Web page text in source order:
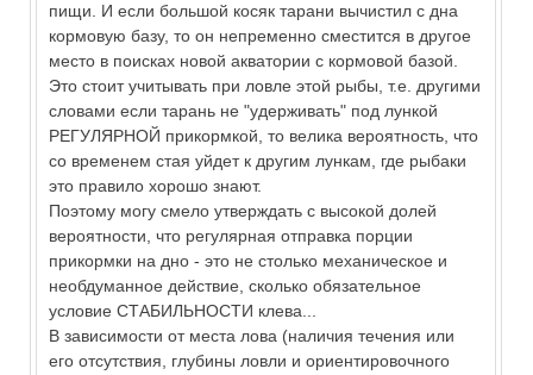
пищи. И если большой косяк тарани вычистил с дна
кормовую базу, то он непременно сместится в другое
место в поисках новой акватории с кормовой базой.
Это стоит учитывать при ловле этой рыбы, т.е. другими
словами если тарань не "удерживать" под лункой
РЕГУЛЯРНОЙ прикормкой, то велика вероятность, что
со временем стая уйдет к другим лункам, где рыбаки
это правило хорошо знают.
Поэтому могу смело утверждать с высокой долей
вероятности, что регулярная отправка порции
прикормки на дно - это не столько механическое и
необдуманное действие, сколько обязательное
условие СТАБИЛЬНОСТИ клева...
В зависимости от места лова (наличия течения или
его отсутствия, глубины ловли и ориентировочного